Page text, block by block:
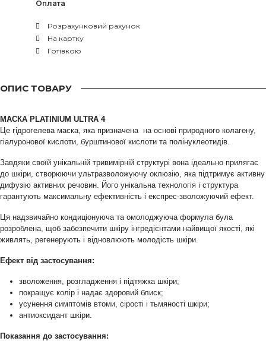
Оплата
Розрахунковий рахунок
На картку
Готівкою
ОПИС ТОВАРУ
МАСКА PLATINIUM ULTRA 4
Це гідрогелева маска, яка призначена на основі природного колагену,
гіалуронової кислоти, бурштинової кислоти та полінуклеотидів.
Завдяки своїй унікальній тривимірній структурі вона ідеально прилягає
до шкіри, створюючи ультразволожуючу оклюзію, яка підтримує активну
дифузію активних речовин. Його унікальна технологія і структура
гарантують максимальну ефективність і експрес-зволожуючий ефект.
Ця надзвичайно кондиціонуюча та омолоджуюча формула була
розроблена, щоб забезпечити шкіру інгредієнтами найвищої якості, які
живлять, регенерують і відновлюють молодість шкіри.
Ефект від застосування:
зволоження, розгладження і підтяжка шкіри;
покращує колір і надає здоровий блиск;
усунення симптомів втоми, сірості і тьмяності шкіри;
антиоксидант шкіри.
Показання до застосування: